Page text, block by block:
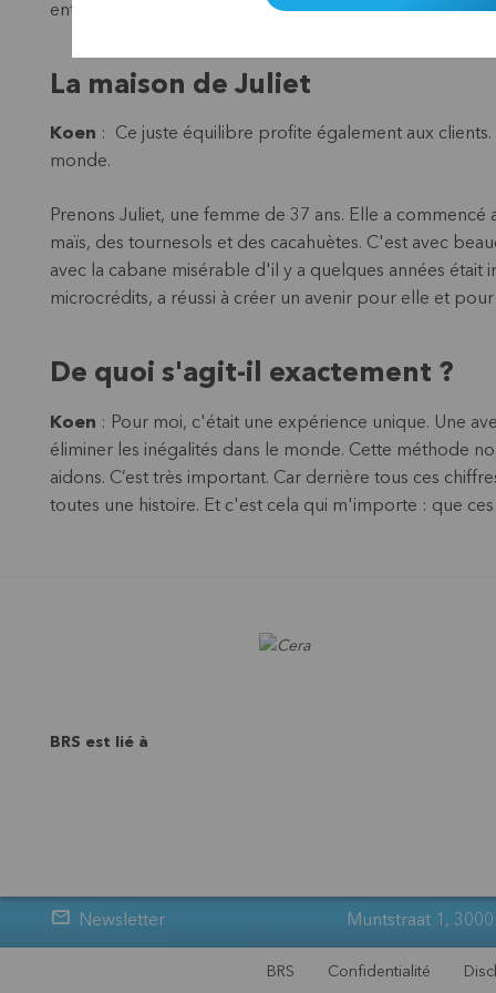
entre l’objectif social et la durabilité financière.
La maison de Juliet
Koen : Ce juste équilibre profite également aux
monde.
Prenons Juliet, une femme de 37 ans. Elle a
maïs, des tournesols et des cacahuètes. C'est avec
avec la cabane misérable d'il y a quelques années
microcrédits, a réussi à créer un avenir pour elle et
De quoi s'agit-il exactement ?
Koen : Pour moi, c'était une expérience unique. Une
éliminer les inégalités dans le monde. Cette méthode
aidons. C’est très important. Car derrière tous ces
toutes une histoire. Et c'est cela qui m'importe : que
BRS est lié à
Newsletter Muntstraat 1,
BRS Confidentialité